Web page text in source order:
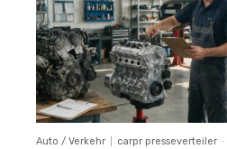
Auto / Verkehr carpr presseverteiler -